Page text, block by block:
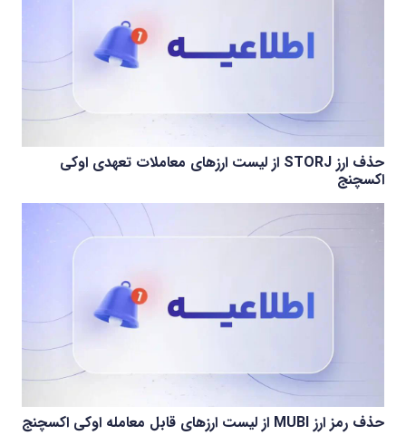
حذف ارز STORJ از لیست ارزهای معاملات تعهدی اوکی
اکسچنج
حذف رمز ارز MUBI از لیست ارزهای قابل معامله اوکی اکسچنج